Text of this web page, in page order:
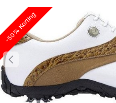
-50% Korting
-50% Korting